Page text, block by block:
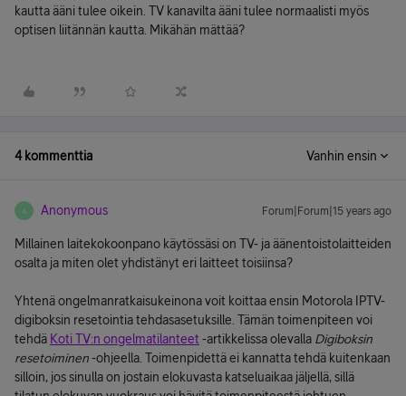
kautta ääni tulee oikein. TV kanavilta ääni tulee normaalisti myös
optisen liitännän kautta. Mikähän mättää?
4 kommenttia Vanhin ensin
A Anonymous Forum|Forum|15 years ago
Millainen laitekokoonpano käytössäsi on TV- ja äänentoistolaitteiden
osalta ja miten olet yhdistänyt eri laitteet toisiinsa?
Yhtenä ongelmanratkaisukeinona voit koittaa ensin Motorola IPTV-
digiboksin resetointia tehdasasetuksille. Tämän toimenpiteen voi
tehdä Koti TV:n ongelmatilanteet -artikkelissa olevalla Digiboksin
resetoiminen-ohjeella. Toimenpidettä ei kannatta tehdä kuitenkaan
silloin, jos sinulla on jostain elokuvasta katseluaikaa jäljellä, sillä